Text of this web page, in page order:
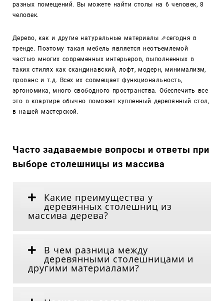
разных помещений. Вы можете найти столы на 6 человек, 8
человек.
Дерево, как и другие натуральные материалы ⇗сегодня в
тренде. Поэтому такая мебель является неотъемлемой
частью многих современных интерьеров, выполненных в
таких стилях как скандинавский, лофт, модерн, минимализм,
прованс и т.д. Всех их совмещает функциональность,
эргономика, много свободного пространства. Обеспечить все
это в квартире обычно поможет купленный деревянный стол,
в нашей мастерской.
Часто задаваемые вопросы и ответы при
выборе столешницы из массива
Какие преимущества у
деревянных столешниц из
массива дерева?
В чем разница между
деревянными столешницами и
другими материалами?